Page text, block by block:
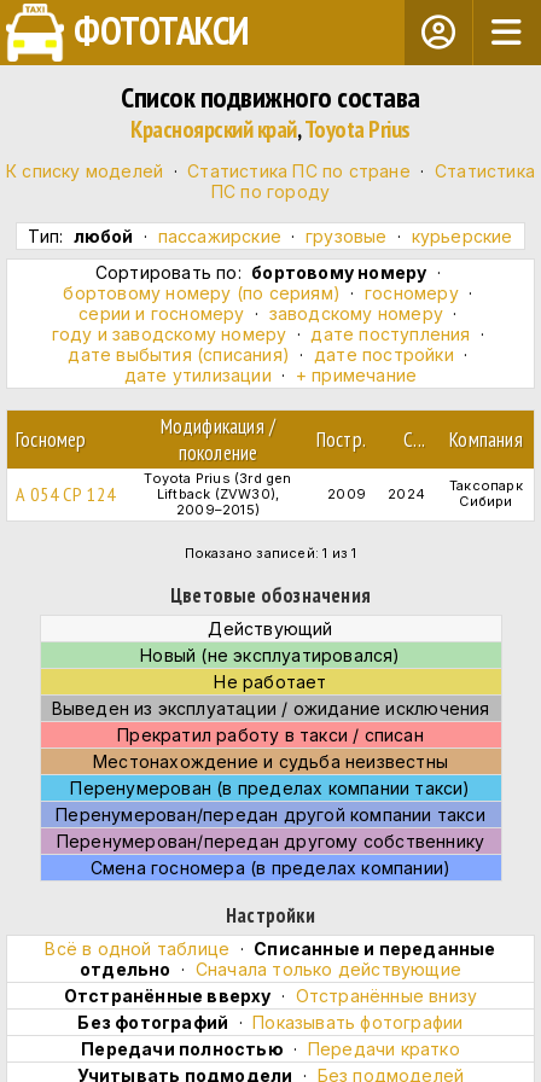
ФОТОТАКСИ
Список подвижного состава
Красноярский край,Toyota Prius
К списку моделей ·Статистика ПС по стране · Статистика
ПС по городу
Тип: любой · пассажирские · грузовые · курьерские
Сортировать по: бортовому номеру ·
бортовому номеру (по сериям) · госномеру·
серии и госномеру · заводскому номеру ·
году и заводскому номеру · дате поступления ·
дате выбытия (списания) · дате постройки ·
дате утилизации · + примечание
Госномер
Модификация /
поколение
Постр. С... Компания
А 054 СР 124
Toyota Prius (3rd gen
Liftback (ZVW30),
2009–2015)
2009 2024
Таксопарк
Сибири
Показано записей: 1 из 1
Цветовые обозначения
Действующий
Новый (не эксплуатировался)
Не работает
Выведен из эксплуатации / ожидание исключения
Прекратил работу в такси / списан
Местонахождение и судьба неизвестны
Перенумерован (в пределах компании такси)
Перенумерован/передан другой компании такси
Перенумерован/передан другому собственнику
Смена госномера (в пределах компании)
Настройки
Всё в одной таблице · Cписанные и переданные
отдельно · Сначала только действующие
Отстранённые вверху · Отстранённые внизу
Без фотографий ·Показывать фотографии
Передачи полностью · Передачи кратко
Учитывать подмодели · Без подмоделей